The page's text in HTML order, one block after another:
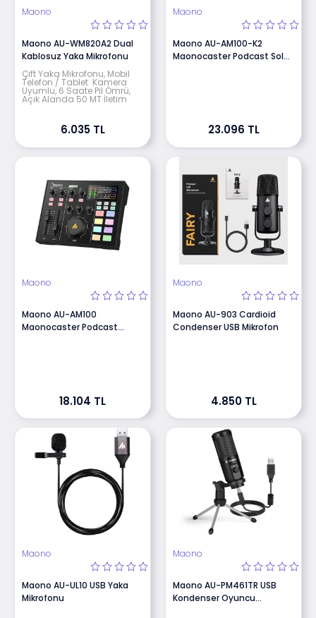
Maono
Maono AU-WM820A2 Dual
Kablosuz Yaka Mikrofonu
Çift Yaka Mikrofonu, Mobil
Telefon / Tablet Kamera
Uyumlu, 6 Saate Pil Ömrü,
Açık Alanda 50 MT İletim
6.035 TL
Maono
Maono AU-AM100-K2
Maonocaster Podcast Solo
23.096 TL
Maono
Maono AU-AM100
Maonocaster Podcast
18.104 TL
Maono
Maono AU-903 Cardioid
Condenser USB Mikrofon
4.850 TL
Maono
Maono AU-UL10 USB Yaka
Mikrofonu
Maono
Maono AU-PM461TR USB
Kondenser Oyuncu